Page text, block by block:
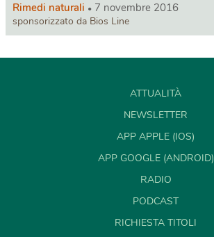
Rimedi naturali 7 novembre 2016
sponsorizzato da Bios Line
ATTUALITÀ
NEWSLETTER
APP APPLE (IOS)
APP GOOGLE (ANDROID)
RADIO
PODCAST
RICHIESTA TITOLI